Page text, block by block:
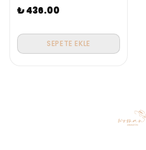
₺ 436.00
SEPETE EKLE